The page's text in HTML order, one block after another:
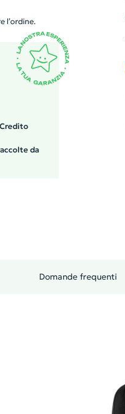
trolley, offre
rimovibile
questo zaino
mix
x 470 x 150
l’ordine.
da
Domande frequenti